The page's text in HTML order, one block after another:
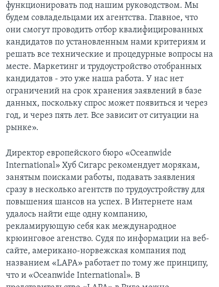
функционировать под нашим руководством. Мы
будем совладельцами их агентства. Главное, что
они смогут проводить отбор квалифицированных
кандидатов по установленным нами критериям и
решать все технические и процедурные вопросы на
месте. Маркетинг и трудоустройство отобранных
кандидатов - это уже наша работа. У нас нет
ограничений на срок хранения заявлений в базе
данных, поскольку спрос может появиться и через
год, и через пять лет. Все зависит от ситуации на
рынке».
Директор европейского бюро «Oceanwide
International» Хуб Сигарс рекомендует морякам,
занятым поисками работы, подавать заявления
сразу в несколько агентств по трудоустройству для
повышения шансов на успех. В Интернете нам
удалось найти еще одну компанию,
рекламирующую себя как международное
крюинговое агенство. Судя по информации на веб-
сайте, американо-норвежская компания под
названием «LAPA» работает по тому же принципу,
что и «Oceanwide International». В